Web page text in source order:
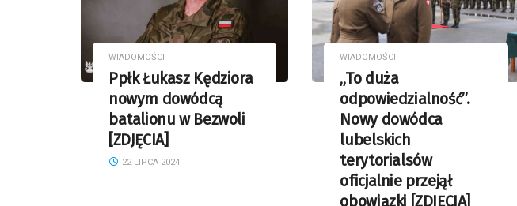
WIADOMOŚCI
Ppłk Łukasz Kędziora
nowym dowódcą
batalionu w Bezwoli
[ZDJĘCIA]
22 LIPCA 2024
WIADOMOŚCI
„To duża
odpowiedzialność”.
Nowy dowódca
lubelskich
terytorialsów
oficjalnie przejął
obowiązki [ZDJĘCIA]